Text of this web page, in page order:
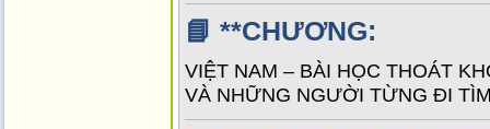
📘 **CHƯƠNG:
VIỆT NAM – BÀI HỌC THOÁT
VÀ NHỮNG NGƯỜI TỪNG ĐI